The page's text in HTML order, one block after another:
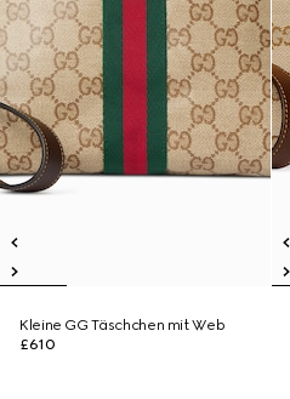
Kleine GG Täschchen mit Web
£610